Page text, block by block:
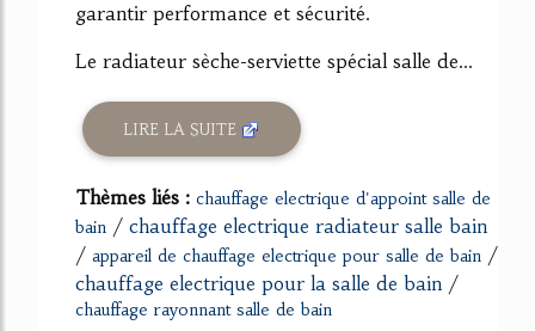
garantir performance et sécurité.
Le radiateur sèche-serviette spécial salle de...
LIRE LA SUITE
Thèmes liés : chauffage electrique d'appoint salle de
bain / chauffage electrique radiateur salle bain
/ appareil de chauffage electrique pour salle de bain /
chauffage electrique pour la salle de bain /
chauffage rayonnant salle de bain